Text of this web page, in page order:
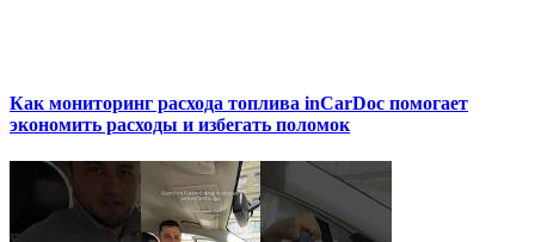
Как мониторинг расхода топлива inCarDoc помогает
экономить расходы и избегать поломок